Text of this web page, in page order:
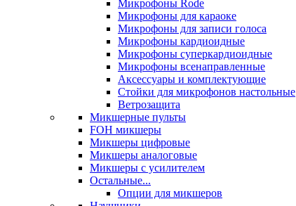
Микрофоны Rode
Микрофоны для караоке
Микрофоны для записи голоса
Микрофоны кардиоидные
Микрофоны суперкардиоидные
Микрофоны всенаправленные
Аксессуары и комплектующие
Стойки для микрофонов настольные
Ветрозащита
Микшерные пульты
FOH микшеры
Микшеры цифровые
Микшеры аналоговые
Микшеры с усилителем
Остальные...
Опции для микшеров